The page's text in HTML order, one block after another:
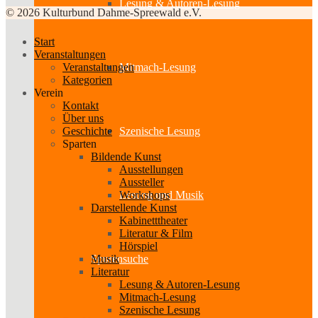
Lesung & Autoren-Lesung
Mitmach-Lesung
Szenische Lesung
Lesung und Musik
Spurensuche
© 2026 Kulturbund Dahme-Spreewald e.V.
Start
Veranstaltungen
Veranstaltungen
Kategorien
Verein
Kontakt
Über uns
Geschichte
Sparten
Bildende Kunst
Ausstellungen
Aussteller
Workshops
Darstellende Kunst
Kabinetttheater
Literatur & Film
Hörspiel
Musik
Literatur
Lesung & Autoren-Lesung
Mitmach-Lesung
Szenische Lesung